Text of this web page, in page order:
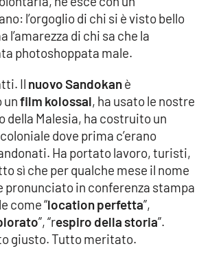
insieme
Grippo
l’orgoglio di chi si è visto bello
l’amarezza di chi sa che la
photoshoppata male.
Il nuovo Sandokanè
unfilm kolossal, ha usato le nostre
della Malesia, ha costruito un
dove prima c’erano
Ha portato lavoro, turisti,
sì che per qualche mese il nome
pronunciato in conferenza stampa
come “location perfetta”,
”, “respiro della storia”.
giusto. Tutto meritato.